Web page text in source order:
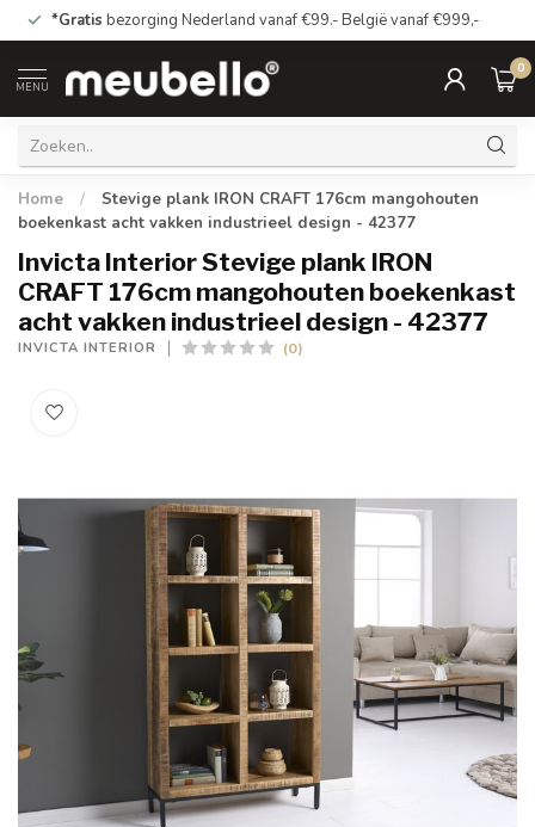
*Gratis bezorging Nederland vanaf €99.- België vanaf €999,-
MENU
0
Home /
Stevige plank IRON CRAFT 176cm mangohouten
boekenkast acht vakken industrieel design - 42377
Invicta Interior Stevige plank IRON
CRAFT 176cm mangohouten boekenkast
acht vakken industrieel design - 42377
INVICTA INTERIOR (0)